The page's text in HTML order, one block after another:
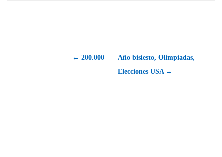
← 200.000
Año bisiesto, Olimpiadas,
Elecciones USA →